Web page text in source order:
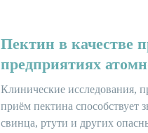
Пектин в качестве
предприятиях
Клинические исследования,
приём пектина способствует
свинца, ртути и других